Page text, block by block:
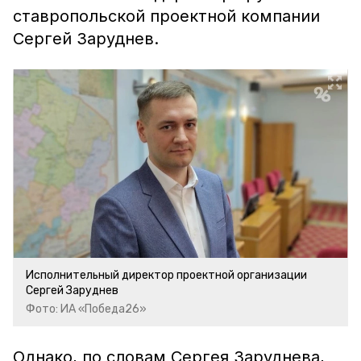
ставропольской проектной компании
Сергей Заруднев.
Исполнительный директор проектной организации
Сергей Заруднев
Фото: ИА «Победа26»
Однако, по словам Сергея Заруднева,